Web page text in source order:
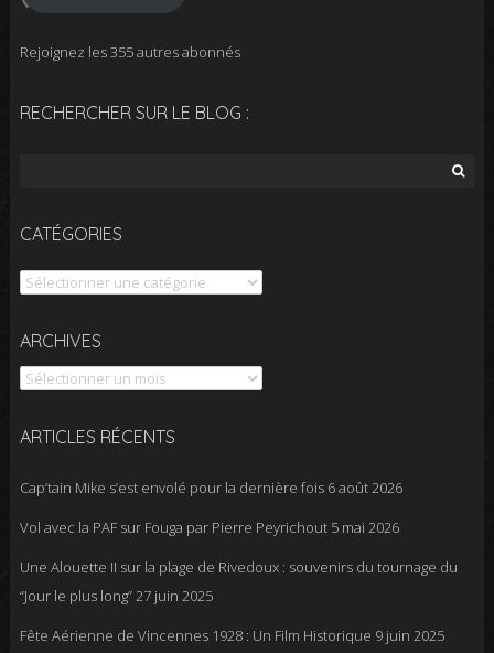
Rejoignez les 355 autres abonnés
RECHERCHER SUR LE BLOG :
CATÉGORIES
Catégories
ARCHIVES
Archives
ARTICLES RÉCENTS
Cap’tain Mike s’est envolé pour la dernière fois 6 août 2026
Vol avec la PAF sur Fouga par Pierre Peyrichout 5 mai 2026
Une Alouette II sur la plage de Rivedoux : souvenirs du tournage du
“Jour le plus long”27 juin 2025
Fête Aérienne de Vincennes 1928 : Un Film Historique 9 juin 2025